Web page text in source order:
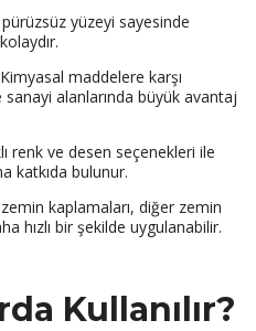
yüzeyi sayesinde
Kimyasal maddelere karşı
alanlarında büyük avantaj
renk ve desen seçenekleri ile
katkıda bulunur.
kaplamaları, diğer zemin
hızlı bir şekilde uygulanabilir.
Kullanılır?